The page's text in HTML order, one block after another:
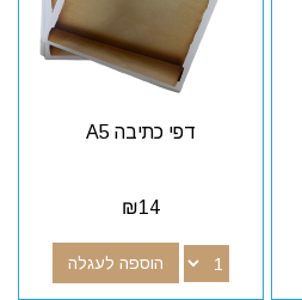
דפי כתיבה A5
₪14
הוספה לעגלה